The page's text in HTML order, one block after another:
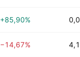
+85,90%
−14,67%